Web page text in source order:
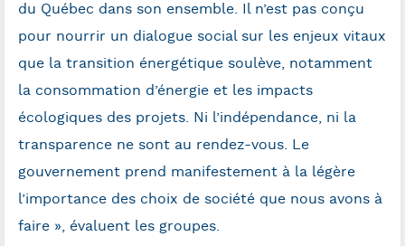
du Québec dans son ensemble. Il n’est pas conçu
pour nourrir un dialogue social sur les enjeux vitaux
que la transition énergétique soulève, notamment
la consommation d’énergie et les impacts
écologiques des projets. Ni l’indépendance, ni la
transparence ne sont au rendez-vous. Le
gouvernement prend manifestement à la légère
l’importance des choix de société que nous avons à
faire », évaluent les groupes.